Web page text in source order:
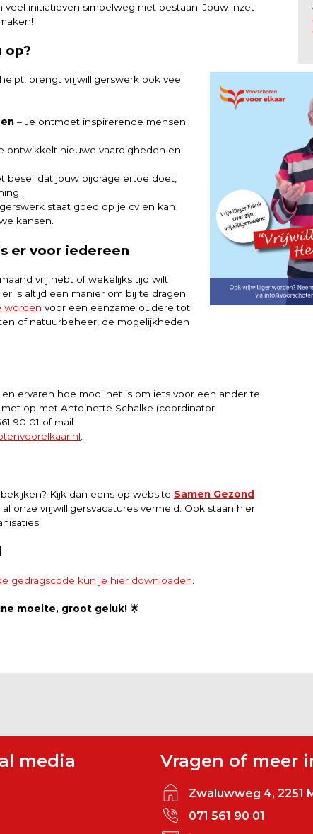
veel initiatieven simpelweg niet bestaan. Jouw inzet
op?
brengt vrijwilligerswerk ook veel
– Je ontmoet inspirerende mensen
ontwikkelt nieuwe vaardigheden en
besef dat jouw bijdrage ertoe doet,
staat goed op je cv en kan
kansen.
er voor iedereen
vrij hebt of wekelijks tijd wilt
is altijd een manier om bij te dragen
worden voor een eenzame oudere tot
of natuurbeheer, de mogelijkheden
ervaren hoe mooi het is om iets voor een ander te
op met Antoinette Schalke (coordinator
90 01 of mail
Kijk dan eens op website Samen Gezond
al onze vrijwilligersvacatures vermeld. Ook staan hier
gedragscode kun je hier downloaden
moeite, groot geluk! 🌟
media Vragen of meer
Zwaluwweg 4, 2251
071 561 90 01